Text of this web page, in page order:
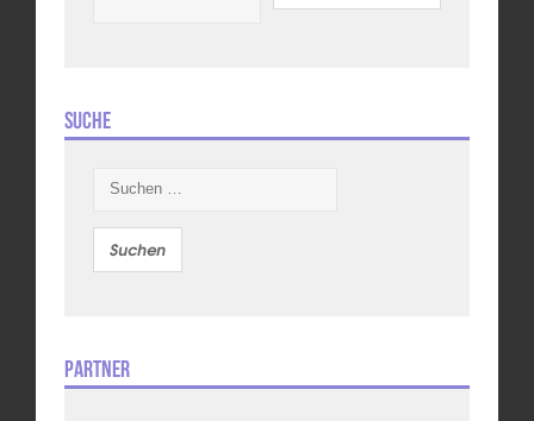
Suche
nach:
Partner